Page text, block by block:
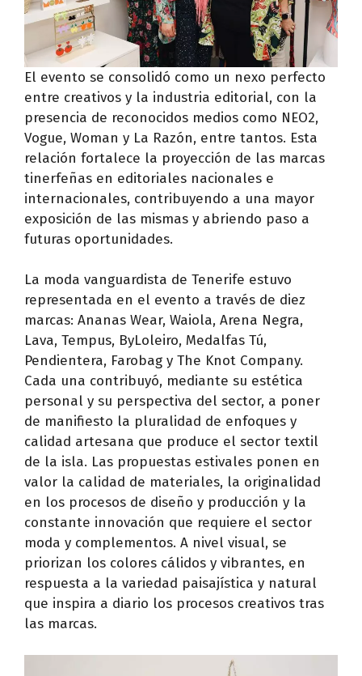
El evento se consolidó como un nexo perfecto
entre creativos y la industria editorial, con la
presencia de reconocidos medios como NEO2,
Vogue, Woman y La Razón, entre tantos. Esta
relación fortalece la proyección de las marcas
tinerfeñas en editoriales nacionales e
internacionales, contribuyendo a una mayor
exposición de las mismas y abriendo paso a
futuras oportunidades.
La moda vanguardista de Tenerife estuvo
representada en el evento a través de diez
marcas: Ananas Wear, Waiola, Arena Negra,
Lava, Tempus, ByLoleiro, Medalfas Tú,
Pendientera, Farobag y The Knot Company.
Cada una contribuyó, mediante su estética
personal y su perspectiva del sector, a poner
de manifiesto la pluralidad de enfoques y
calidad artesana que produce el sector textil
de la isla. Las propuestas estivales ponen en
valor la calidad de materiales, la originalidad
en los procesos de diseño y producción y la
constante innovación que requiere el sector
moda y complementos. A nivel visual, se
priorizan los colores cálidos y vibrantes, en
respuesta a la variedad paisajística y natural
que inspira a diario los procesos creativos tras
las marcas.